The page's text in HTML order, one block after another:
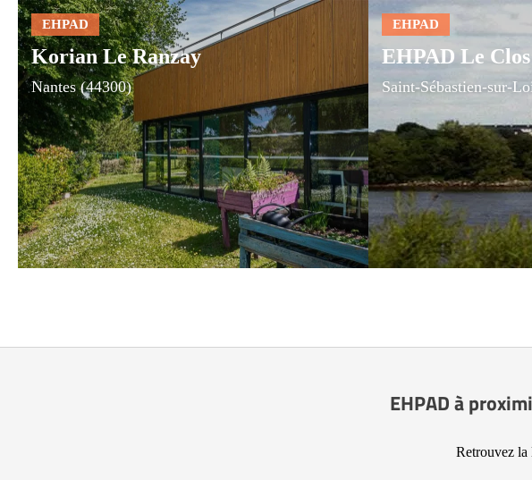
Korian Le Ranzay
Nantes (44300)
EHPAD Le
Saint-Sébastien-sur-
EHPAD à
Retrouvez la